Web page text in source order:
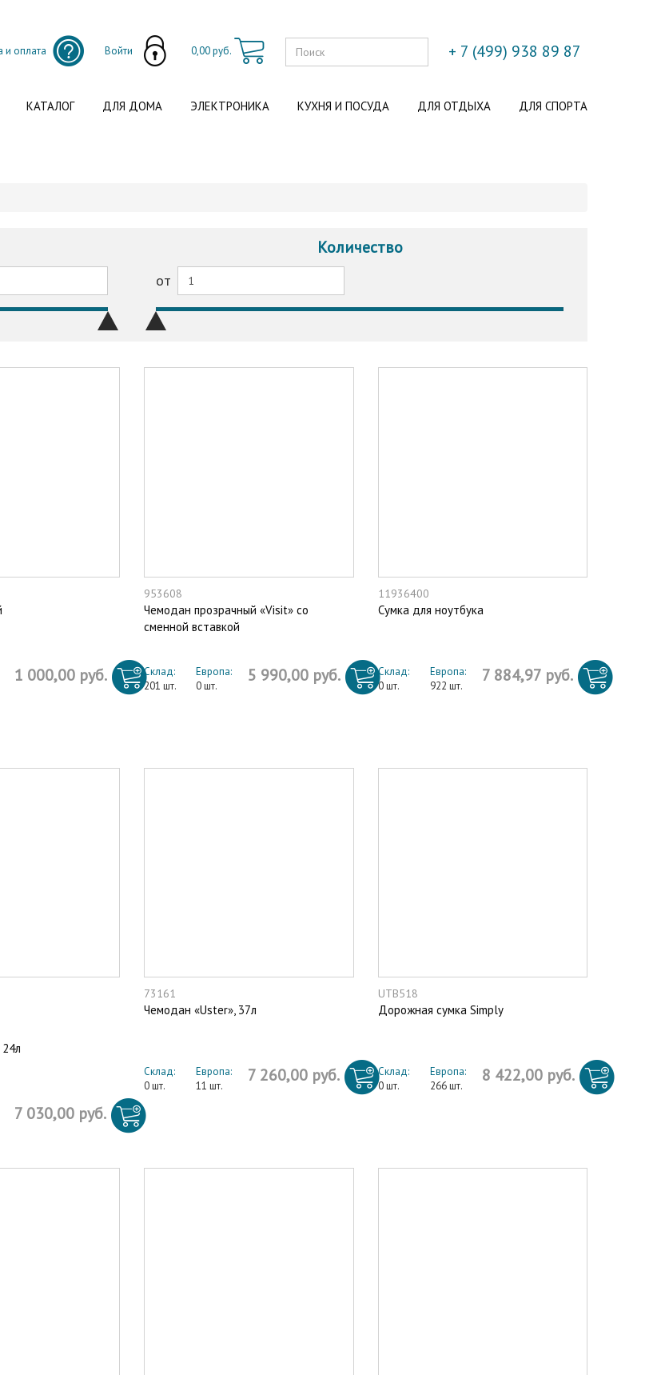
и оплата Войти 0,00 руб. + 7 (499) 938 89 87
КАТАЛОГ ДЛЯ ДОМА ЭЛЕКТРОНИКА КУХНЯ И ПОСУДА ДЛЯ ОТДЫХА ДЛЯ СПОРТА
Количество
от
1 000,00 руб.
953608
Чемодан прозрачный «Visit» со
сменной вставкой
Склад:
201 шт.
Европа:
0 шт.
5 990,00 руб.
11936400
Сумка для ноутбука
Склад:
0 шт.
Европа:
922 шт.
7 884,97 руб.
7 030,00 руб.
73161
Чемодан «Uster», 37л
Склад:
0 шт.
Европа:
11 шт.
7 260,00 руб.
UTB518
Дорожная сумка Simply
Склад:
0 шт.
Европа:
266 шт.
8 422,00 руб.